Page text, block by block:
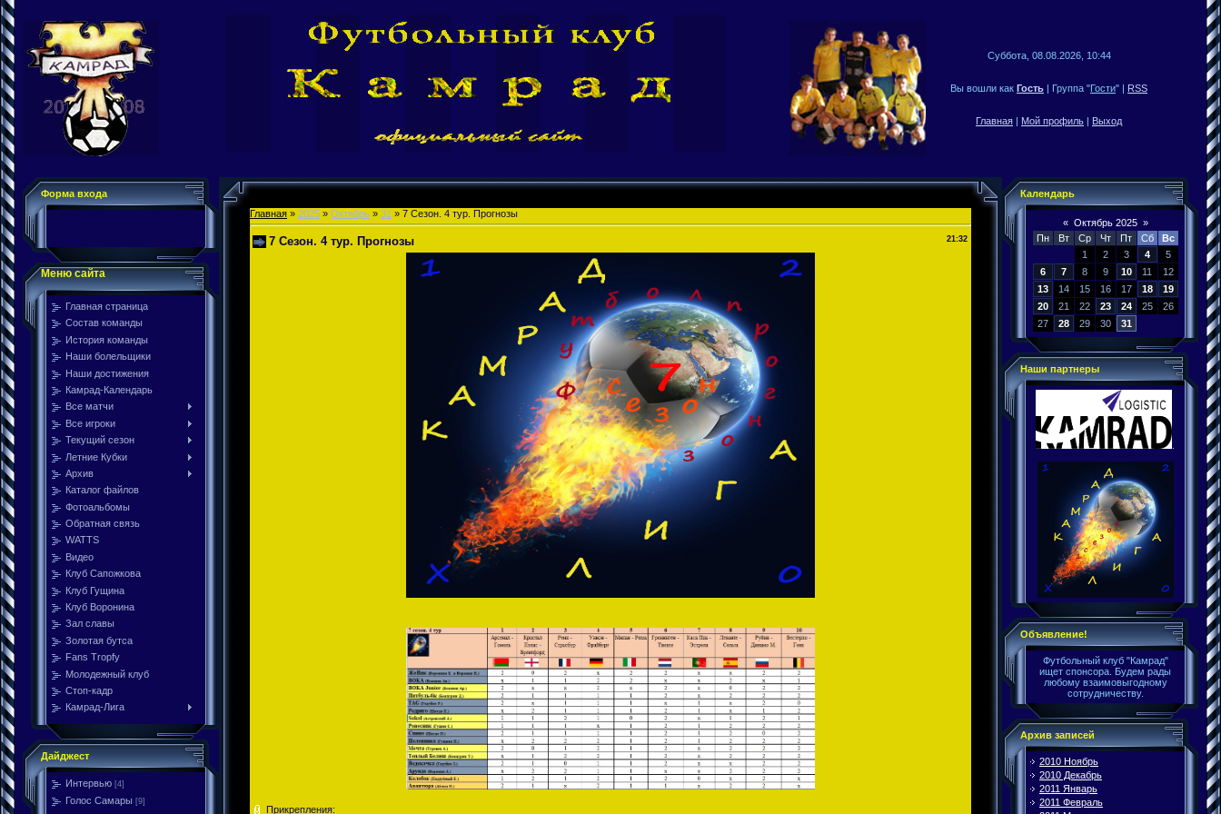
Суббота, 08.08.2026, 10:44
Вы вошли как Гость | Группа "Гости" | RSS
Главная | Мой профиль | Выход
Форма входа
Меню сайта
Главная страница
Состав команды
История команды
Наши болельщики
Наши достижения
Камрад-Календарь
Все матчи
Все игроки
Текущий сезон
Летние Кубки
Архив
Каталог файлов
Фотоальбомы
Обратная связь
WATTS
Видео
Клуб Сапожкова
Клуб Гущина
Клуб Воронина
Зал славы
Золотая бутса
Fans Tropfy
Молодежный клуб
Стоп-кадр
Камрад-Лига
Дайджест
Интервью [4]
Голос Самары [9]
Главная » 2025 » Октябрь » 31 » 7 Сезон. 4 тур. Прогнозы
21:32
7 Сезон. 4 тур. Прогнозы
Прикрепления:
Календарь
« Октябрь 2025 »
Пн
Вт Ср Чт Пт Сб
Вс
1
2 3 4
5
6
7 8 9 10 11
12
13
14 15 16 17 18
19
20
21 22 23 24 25
26
27
28 29 30 31
Наши партнеры
Объявление!
Футбольный клуб "Камрад"
ищет спонсора. Будем рады
любому взаимовыгодному
сотрудничеству.
Архив записей
2010 Ноябрь
2010 Декабрь
2011 Январь
2011 Февраль